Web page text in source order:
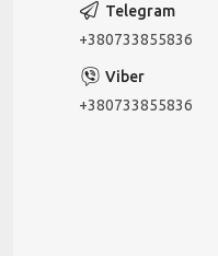
+380733855836
+380733855836